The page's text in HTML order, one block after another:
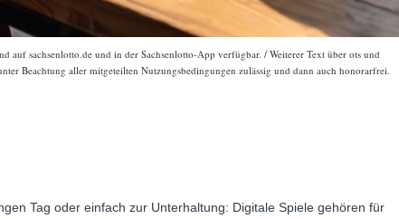
sachsenlotto.de und in der Sachsenlotto-App verfügbar. / Weiterer Text über ots und
Beachtung aller mitgeteilten Nutzungsbedingungen zulässig und dann auch honorarfrei.
Tag oder einfach zur Unterhaltung: Digitale Spiele gehören für